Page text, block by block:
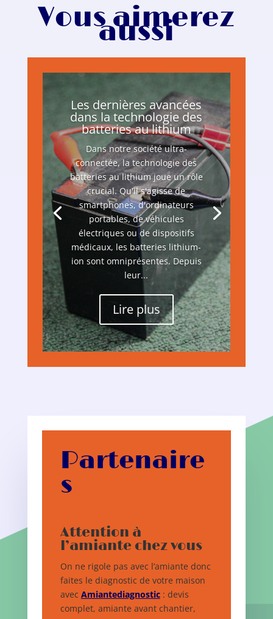
Vous aimerez
aussi
Les dernières avancées
dans la technologie des
batteries au lithium
Dans notre société ultra-
connectée, la technologie des
batteries au lithium joue un rôle
crucial. Qu'il s'agisse de
smartphones, d'ordinateurs
portables, de véhicules
électriques ou de dispositifs
médicaux, les batteries lithium-
ion sont omniprésentes. Depuis
leur...
Lire plus
Partenaire
s
Attention à
l’amiante chez vous
On ne rigole pas avec l’amiante donc
faites le diagnostic de votre maison
avec Amiantediagnostic: devis
complet, amiante avant chantier,